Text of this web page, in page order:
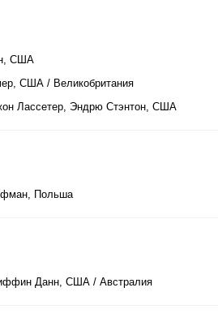
США
США / Великобритания
Лассетер, Эндрю Стэнтон, США
Польша
Данн, США / Австралия